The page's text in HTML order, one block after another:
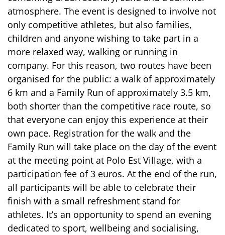
atmosphere. The event is designed to involve not
only competitive athletes, but also families,
children and anyone wishing to take part in a
more relaxed way, walking or running in
company. For this reason, two routes have been
organised for the public: a walk of approximately
6 km and a Family Run of approximately 3.5 km,
both shorter than the competitive race route, so
that everyone can enjoy this experience at their
own pace. Registration for the walk and the
Family Run will take place on the day of the event
at the meeting point at Polo Est Village, with a
participation fee of 3 euros. At the end of the run,
all participants will be able to celebrate their
finish with a small refreshment stand for
athletes. It’s an opportunity to spend an evening
dedicated to sport, wellbeing and socialising,